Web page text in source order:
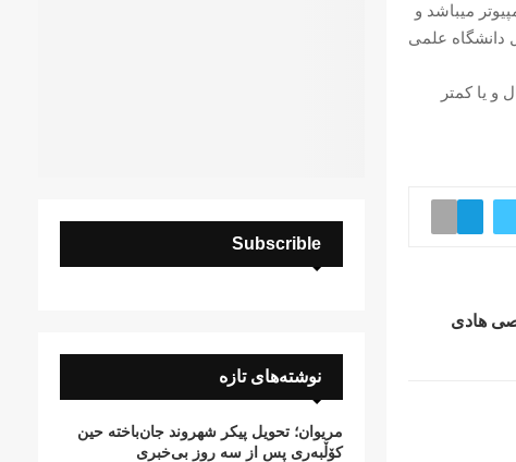
میباشد و
دانشگاه علمی
و یا کمتر
هادی
Subscrible
نوشته‌های تازه
مریوان؛ تحویل پیکر شهروند جان‌باخته حین
کۆڵبەری پس از سە روز بی‌خبری